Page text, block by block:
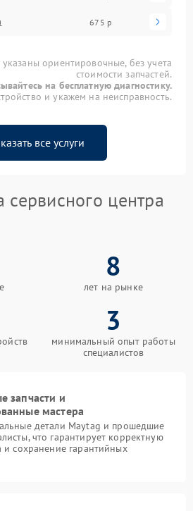
675 р
ориентировочные, без учета
стоимости запчастей.
на бесплатную диагностику.
и укажем на неисправность.
все услуги
центра
8
лет на рынке
3
минимальный опыт работы
специалистов
запчасти и
мастера
детали Maytag и прошедшие
что гарантирует корректную
и сохранение гарантийных